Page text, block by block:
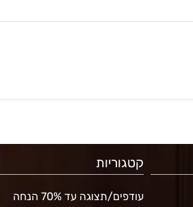
קטגוריות
עודפים/תצוגה עד 70% הנחה